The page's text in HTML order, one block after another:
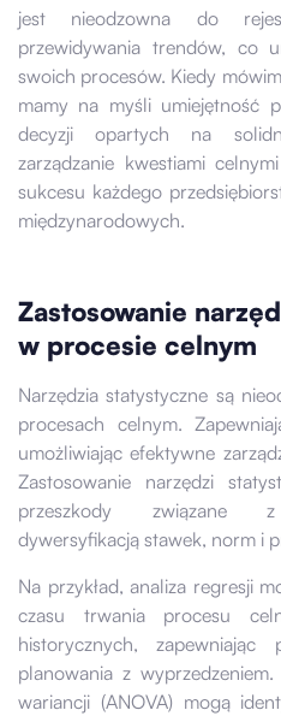
jest nieodzowna do
przewidywania trendów, co
swoich procesów. Kiedy
mamy na myśli umiejętność
decyzji opartych na
zarządzanie kwestiami
sukcesu każdego
międzynarodowych.
Zastosowanie
w procesie celnym
Narzędzia statystyczne są
procesach celnym.
umożliwiając efektywne
Zastosowanie narzędzi
przeszkody związane z
dywersyfikacją stawek, norm i
Na przykład, analiza regresji
czasu trwania procesu
historycznych, zapewniając
planowania z
wariancji (ANOVA) mogą